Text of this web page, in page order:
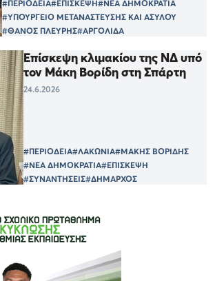
#ΠΕΡΙΟΔΕΙΑ#ΕΠΙΣΚΕΨΗ#ΝΕΑ ΔΗΜΟΚΡΑΤΙΑ
#ΥΠΟΥΡΓΕΙΟ ΜΕΤΑΝΑΣΤΕΥΣΗΣ ΚΑΙ ΑΣΥΛΟΥ
#ΘΑΝΟΣ ΠΛΕΥΡΗΣ#ΑΡΓΟΛΙΔΑ
Επίσκεψη κλιμακίου της ΝΔ υπό
τον Μάκη Βορίδη στη Σπάρτη
24.6.2026
#ΠΕΡΙΟΔΕΙΑ#ΛΑΚΩΝΙΑ#ΜΑΚΗΣ ΒΟΡΙΔΗΣ
#ΝΕΑ ΔΗΜΟΚΡΑΤΙΑ#ΕΠΙΣΚΕΨΗ
#ΣΥΝΑΝΤΗΣΕΙΣ#ΔΗΜΑΡΧΟΣ